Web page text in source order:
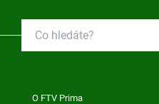
O FTV Prima